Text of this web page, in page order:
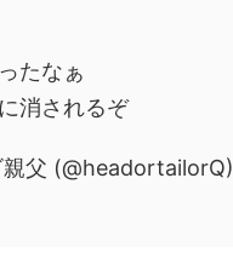
たなぁ
消されるぞ
父 (@headortailorQ)